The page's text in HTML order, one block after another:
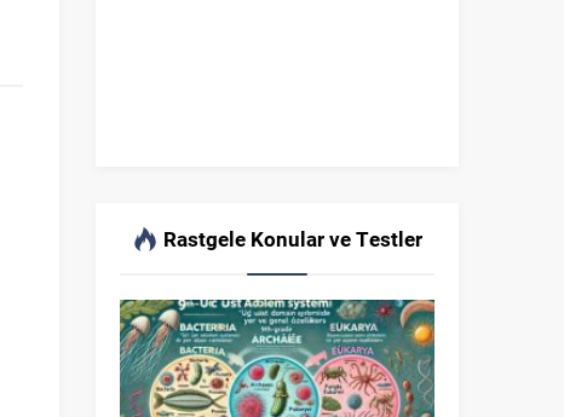
Rastgele Konular ve Testler